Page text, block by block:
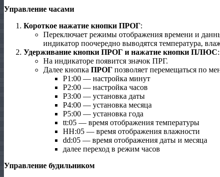
Управление часами
Короткое нажатие кнопки ПРОГ:
Переключает режимы отображения времени и
индикатор поочередно выводятся температура,
Удерживание кнопки ПРОГ и нажатие кнопки ПЛЮС:
На индикаторе появится значок ПРГ.
Далее кнопка ПРОГ позволяет перемещаться по
Р1:00 — настройка минут
Р2:00 — настройка часов
Р3:00 — установка даты
Р4:00 — установка месяца
Р5:00 — установка года
tt:05 — время отображения температуры
HH:05 — время отображения влажности
dd:05 — время отображения даты и месяца
далее переход в режим часов
Управление будильником